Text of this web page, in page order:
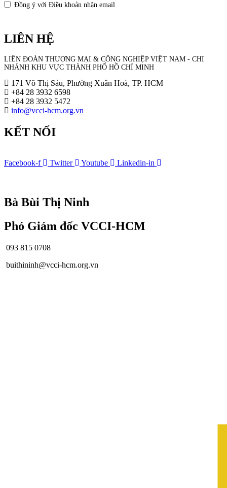
Đồng ý với Điều khoản nhận email
LIÊN HỆ
LIÊN ĐOÀN THƯƠNG MẠI & CÔNG NGHIỆPVIỆT NAM - CHI
NHÁNH KHU VỰC THÀNH PHỐ HỒ CHÍ MINH
171 Võ Thị Sáu, Phường Xuân Hoà, TP. HCM
+84 28 3932 6598
+84 28 3932 5472
info@vcci-hcm.org.vn
KẾT NỐI
Facebook-f Twitter Youtube Linkedin-in
Bà Bùi Thị Ninh
Phó Giám đốc VCCI-HCM
093 815 0708
buithininh@vcci-hcm.org.vn